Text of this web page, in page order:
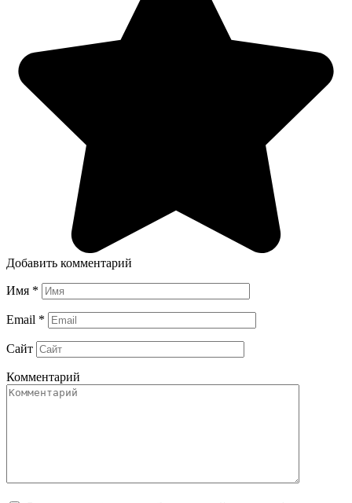
Добавить комментарий
Имя *
Email *
Сайт
Комментарий